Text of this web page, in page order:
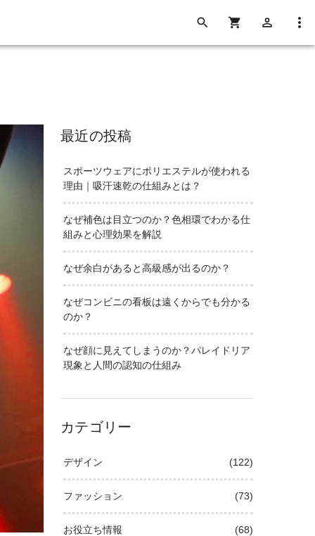
最近の投稿
スポーツウェアにポリエステルが使われる
理由｜吸汗速乾の仕組みとは？
なぜ補色は目立つのか？色相環でわかる仕
組みと心理効果を解説
なぜ余白があると高級感が出るのか？
なぜコンビニの看板は遠くからでも分かる
のか？
なぜ顔に見えてしまうのか？パレイドリア
現象と人間の認知の仕組み
カテゴリー
デザイン (122)
ファッション (73)
お役立ち情報 (68)